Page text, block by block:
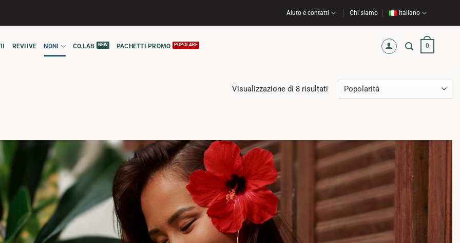
Aiuto e contatti Chi siamo Italiano
REVIIVE NONI CO.LAB PACHETTI PROMO 0
Visualizzazione di 8 risultatiPopolarità